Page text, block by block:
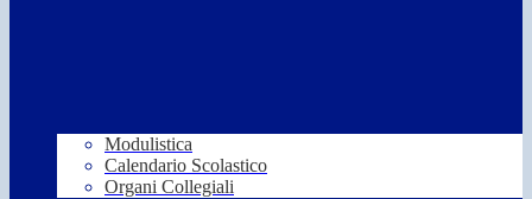
Modulistica
Calendario Scolastico
Organi Collegiali